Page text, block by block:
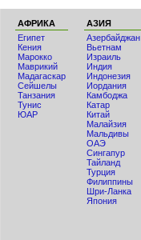
АФРИКА
Египет
Кения
Мaрокко
Маврикий
Мадагаскар
Сейшелы
Танзания
Тунис
ЮАР
АЗИЯ
Азербайджан
Вьетнам
Израиль
Индия
Индонезия
Иордания
Камбоджа
Катар
Китай
Малайзия
Мальдивы
ОАЭ
Сингапур
Тайланд
Турция
Филиппины
Шри-Ланка
Япония